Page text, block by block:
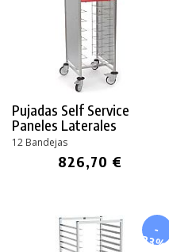
Pujadas Self Service
Paneles Laterales
12 Bandejas
826,70 €
-
23%